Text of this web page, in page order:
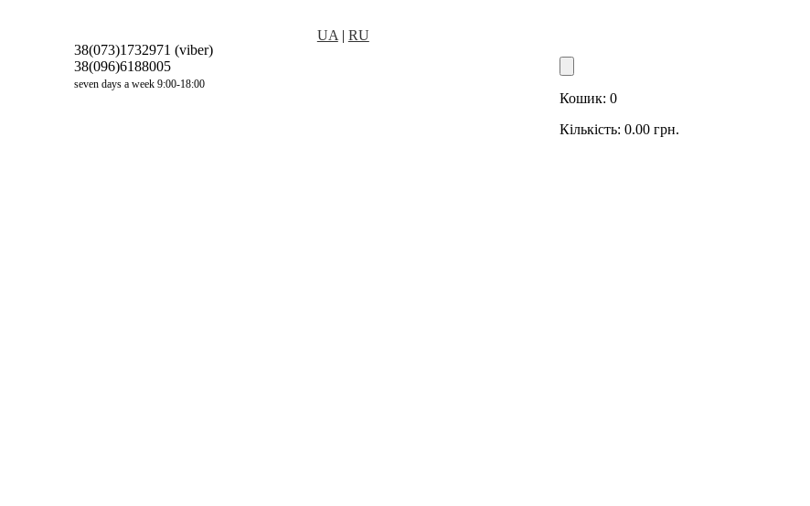
38(073)1732971 (viber)
38(096)6188005
seven days a week 9:00-18:00
UA | RU
Кошик:0
Кількість:0.00грн.